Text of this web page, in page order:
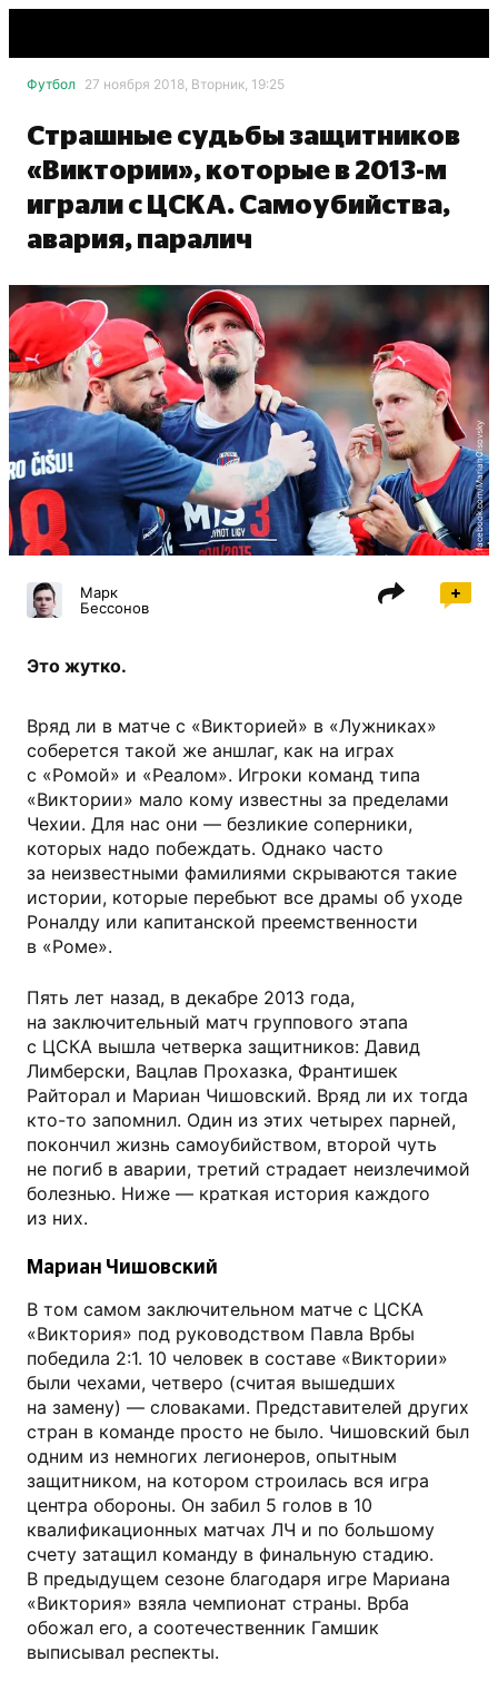
Футбол 27 ноября 2018, Вторник, 19:25
Страшные судьбы защитников
«Виктории», которые в 2013-м
играли с ЦСКА. Самоубийства,
авария, паралич
facebook.com/MarianCisovsky
Марк
Бессонов
Это жутко.
Вряд ли в матче с «Викторией» в «Лужниках»
соберется такой же аншлаг, как на играх
с «Ромой» и «Реалом». Игроки команд типа
«Виктории» мало кому известны за пределами
Чехии. Для нас они — безликие соперники,
которых надо побеждать. Однако часто
за неизвестными фамилиями скрываются такие
истории, которые перебьют все драмы об уходе
Роналду или капитанской преемственности
в «Роме».
Пять лет назад, в декабре 2013 года,
на заключительный матч группового этапа
с ЦСКА вышла четверка защитников: Давид
Лимберски, Вацлав Прохазка, Франтишек
Райторал и Мариан Чишовский. Вряд ли их тогда
кто-то запомнил. Один из этих четырех парней,
покончил жизнь самоубийством, второй чуть
не погиб в аварии, третий страдает неизлечимой
болезнью. Ниже — краткая история каждого
из них.
Мариан Чишовский
В том самом заключительном матче с ЦСКА
«Виктория» под руководством Павла Врбы
победила 2:1. 10 человек в составе «Виктории»
были чехами, четверо (считая вышедших
на замену) — словаками. Представителей других
стран в команде просто не было. Чишовский был
одним из немногих легионеров, опытным
защитником, на котором строилась вся игра
центра обороны. Он забил 5 голов в 10
квалификационных матчах ЛЧ и по большому
счету затащил команду в финальную стадию.
В предыдущем сезоне благодаря игре Мариана
«Виктория» взяла чемпионат страны. Врба
обожал его, а соотечественник Гамшик
выписывал респекты.